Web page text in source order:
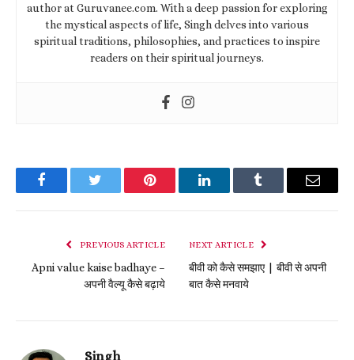
author at Guruvanee.com. With a deep passion for exploring
the mystical aspects of life, Singh delves into various
spiritual traditions, philosophies, and practices to inspire
readers on their spiritual journeys.
FacebookTwitter Pinterest LinkedInTumblr Email
PREVIOUS ARTICLE
Apni value kaise badhaye –
अपनी वैल्यू कैसे बढ़ाये
NEXT ARTICLE
बीवी को कैसे समझाए | बीवी से अपनी
बात कैसे मनवाये
Singh